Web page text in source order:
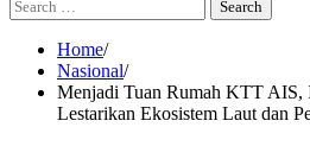
for:
Home
Nasional
Menjadi Tuan Rumah KTT AIS,
Lestarikan Ekosistem Laut dan